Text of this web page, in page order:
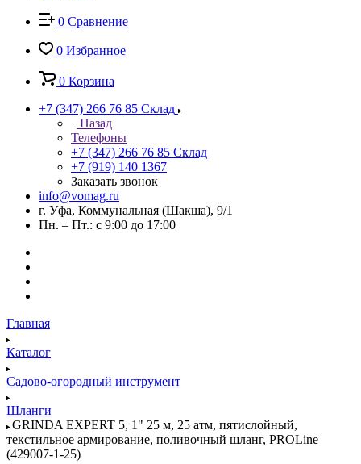
0 Сравнение
0 Избранное
0 Корзина
+7 (347) 266 76 85 Склад
Назад
Телефоны
+7 (347) 266 76 85 Склад
+7 (919) 140 1367
Заказать звонок
info@vomag.ru
г. Уфа, Коммунальная (Шакша), 9/1
Пн. – Пт.: с 9:00 до 17:00
Главная
Каталог
Садово-огородный инструмент
Шланги
GRINDA EXPERT 5, 1" 25 м, 25 атм, пятислойный,
текстильное армирование, поливочный шланг, PROLine
(429007-1-25)